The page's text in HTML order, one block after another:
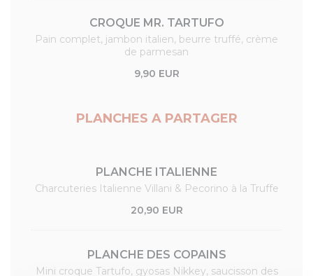
CROQUE MR. TARTUFO
Pain complet, jambon italien, beurre truffé, crème
de parmesan
9,90 EUR
PLANCHES A PARTAGER
PLANCHE ITALIENNE
Charcuteries Italienne Villani & Pecorino à la Truffe
20,90 EUR
PLANCHE DES COPAINS
Mini croque Tartufo, gyosas Nikkey, saucisson des